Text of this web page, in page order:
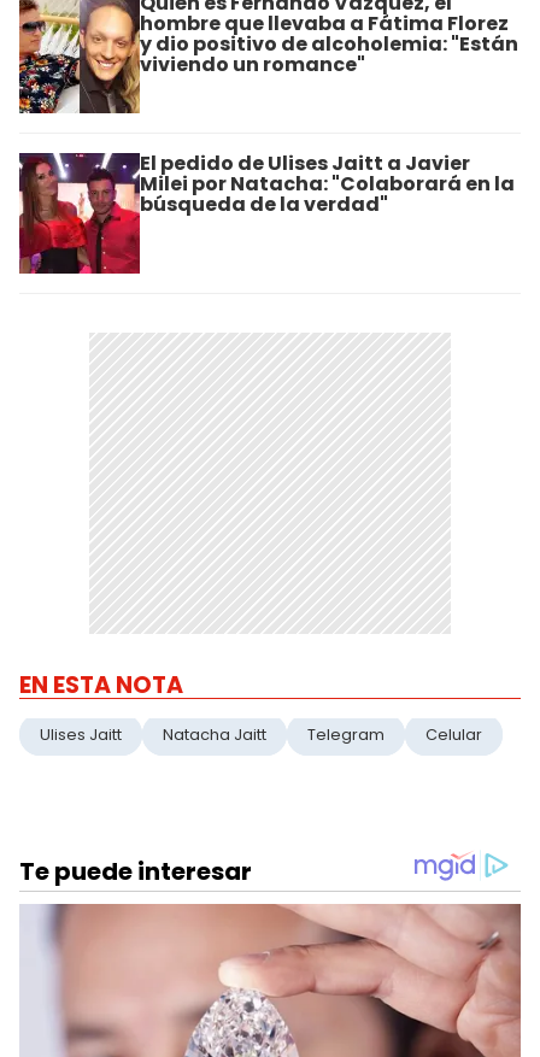
hombre que llevaba a Fátima Florez
y dio positivo de alcoholemia: "Están
viviendo un romance"
El pedido de Ulises Jaitt a Javier
Milei por Natacha: "Colaborará en la
búsqueda de la verdad"
EN ESTA NOTA
Ulises Jaitt Natacha Jaitt Telegram Celular